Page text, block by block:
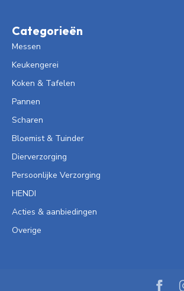
Categorieën
Messen
Keukengerei
Koken & Tafelen
Pannen
Scharen
Bloemist & Tuinder
Dierverzorging
Persoonlijke Verzorging
HENDI
Acties & aanbiedingen
Overige